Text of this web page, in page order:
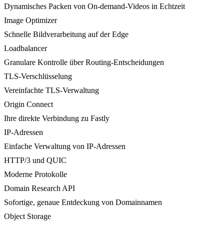
Dynamisches Packen von On-demand-Videos in Echtzeit
Image Optimizer
Schnelle Bildverarbeitung auf der Edge
Loadbalancer
Granulare Kontrolle über Routing-Entscheidungen
TLS-Verschlüsselung
Vereinfachte TLS-Verwaltung
Origin Connect
Ihre direkte Verbindung zu Fastly
IP-Adressen
Einfache Verwaltung von IP-Adressen
HTTP/3 und QUIC
Moderne Protokolle
Domain Research API
Sofortige, genaue Entdeckung von Domainnamen
Object Storage